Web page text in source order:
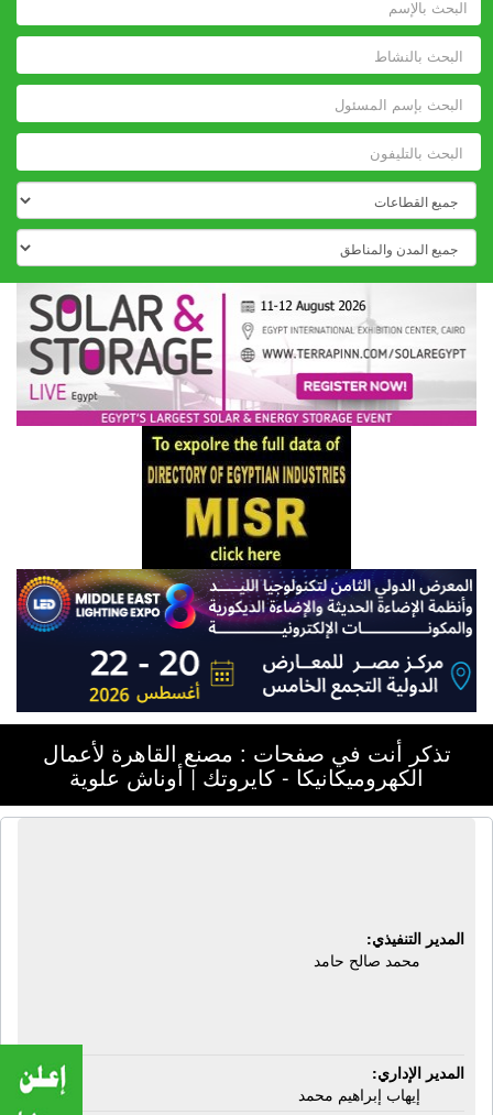
تذكر أنت في صفحات : مصنع القاهرة لأعمال
الكهروميكانيكا - كايروتك | أوناش علوية
المدير التنفيذي:
محمد صالح حامد
المدير الإداري:
إيهاب إبراهيم محمد